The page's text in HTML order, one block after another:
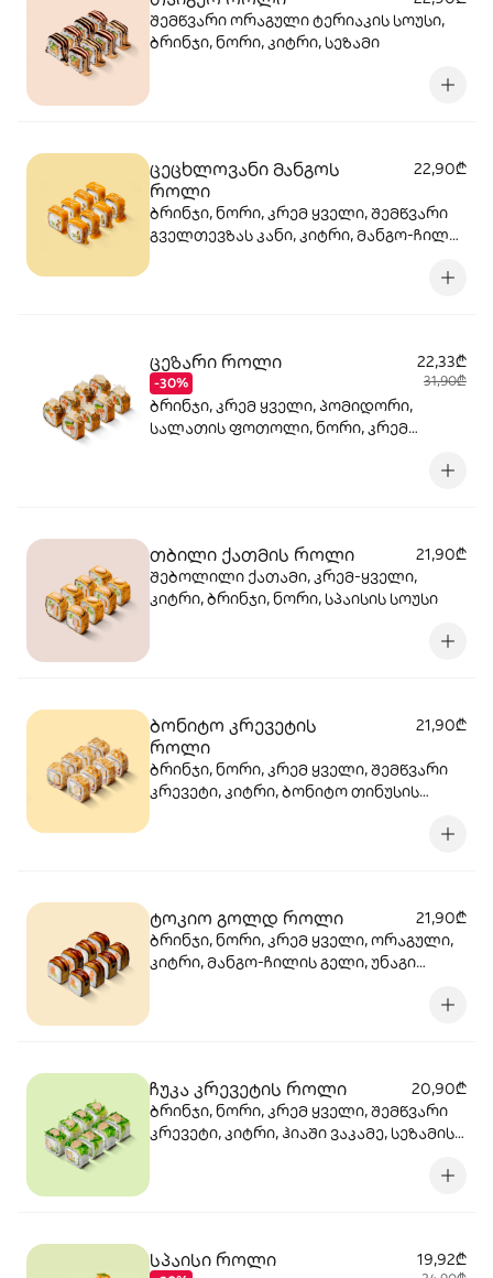
შემწვარი ორაგული ტერიაკის სოუსი,
ბრინჯი, ნორი, კიტრი, სეზამი
ცეცხლოვანი მანგოს
როლი
22,90₾
ბრინჯი, ნორი, კრემ ყველი, შემწვარი
გველთევზას კანი, კიტრი, მანგო-ჩილის
ცეზარი როლი
-30%
22,33₾
31,90₾
ბრინჯი, კრემ ყველი, პომიდორი,
სალათის ფოთოლი, ნორი, კრემ
თბილი ქათმის როლი
21,90₾
შებოლილი ქათამი, კრემ-ყველი,
კიტრი, ბრინჯი, ნორი, სპაისის სოუსი
ბონიტო კრევეტის
როლი
21,90₾
ბრინჯი, ნორი, კრემ ყველი, შემწვარი
კრევეტი, კიტრი, ბონიტო თინუსის
ტოკიო გოლდ როლი
21,90₾
ბრინჯი, ნორი, კრემ ყველი, ორაგული,
კიტრი, მანგო-ჩილის გელი, უნაგი
ჩუკა კრევეტის როლი
20,90₾
ბრინჯი, ნორი, კრემ ყველი, შემწვარი
კრევეტი, კიტრი, ჰიაში ვაკამე, სეზამის
სპაისი როლი 19,92₾